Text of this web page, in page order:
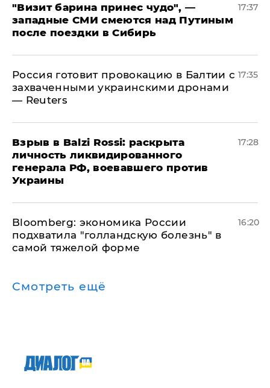
"Визит барина принес чудо", —
западные СМИ смеются над Путиным
после поездки в Сибирь
17:37
​Россия готовит провокацию в Балтии с
захваченными украинскими дронами
— Reuters
17:35
​Взрыв в Balzi Rossi: раскрыта
личность ликвидированного
генерала РФ, воевавшего против
Украины
17:28
Bloomberg: экономика России
подхватила "голландскую болезнь" в
самой тяжелой форме
16:20
Смотреть ещё